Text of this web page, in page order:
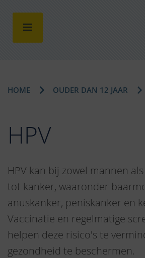
HOME OUDER DAN 12 JAAR
HPV
HPV kan bij zowel mannen
tot kanker, waaronder
anuskanker, peniskanker en
Vaccinatie en regelmatige
helpen deze risico's te
gezondheid te beschermen.